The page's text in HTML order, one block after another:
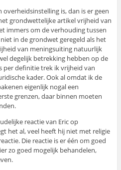
is, dan is er geen
grondwettelijke artikel vrijheid van
immers om de verhouding tussen
in de grondwet geregeld als het
van meningsuiting natuurlijk
degelijk betrekking hebben op de
per definitie trek ik vrijheid van
kader. Ook al omdat ik de
eigenlijk nogal een
grenzen, daar binnen moeten
reactie van Eric op
het al, veel heeft hij niet met religie
Die reactie is er één om goed
zo goed mogelijk behandelen,